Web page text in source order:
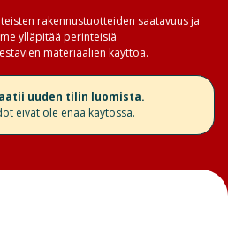
rakennustuotteiden saatavuus ja
ylläpitää perinteisiä
materiaalien käyttöä.
uuden tilin luomista.
eivät ole enää käytössä.